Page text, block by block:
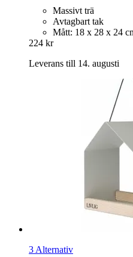
Massivt trä
Avtagbart tak
Mått: 18 x 28 x 24
224 kr
Leverans till 14. augusti
3 Alternativ